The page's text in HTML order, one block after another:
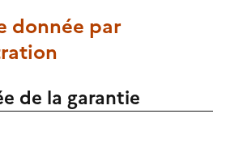
donnée par
de la garantie